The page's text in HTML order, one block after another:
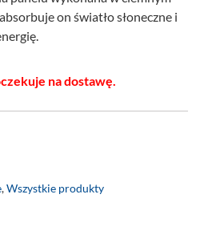
on światło słoneczne i
na dostawę.
,Wszystkie produkty